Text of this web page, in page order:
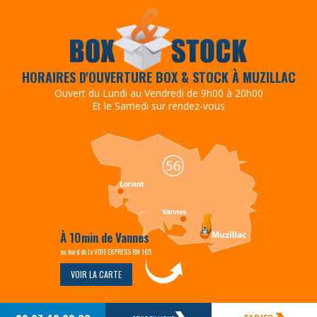
HORAIRES D'OUVERTURE BOX & STOCK À MUZILLAC
Ouvert du Lundi au Vendredi de 9h00 à 20h00
Et le Samedi sur rendez-vous
À 10min de Vannes
au bord de la VOIE EXPRESS RN 165
VOIR LA CARTE